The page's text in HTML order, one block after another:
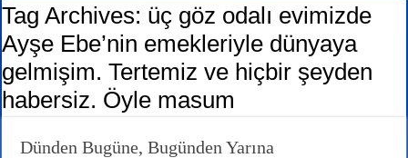
Tag Archives: üç göz odalı evimizde
Ayşe Ebe’nin emekleriyle dünyaya
gelmişim. Tertemiz ve hiçbir şeyden
habersiz. Öyle masum
Dünden Bugüne, Bugünden Yarına